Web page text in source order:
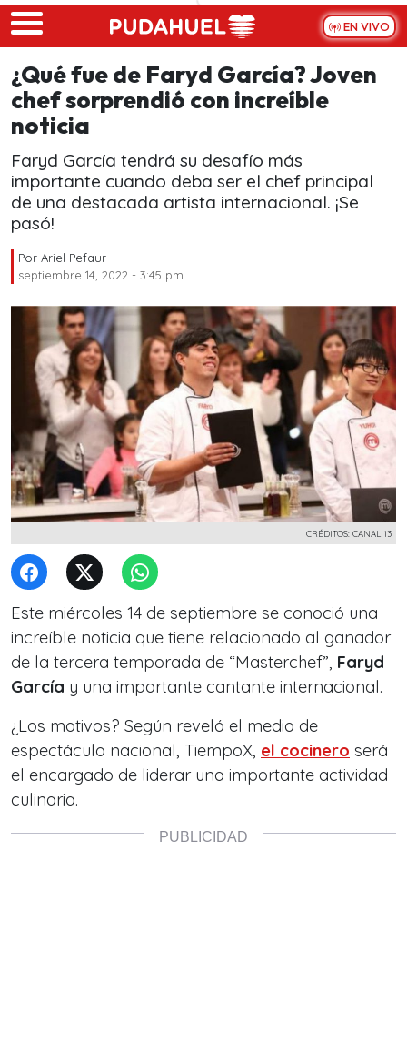
Skip to main content
EN VIVO
¿Qué fue de Faryd García? Joven
chef sorprendió con increíble
noticia
Faryd García tendrá su desafío más
importante cuando deba ser el chef principal
de una destacada artista internacional. ¡Se
pasó!
Por Ariel Pefaur
septiembre 14, 2022 - 3:45 pm
CRÉDITOS: CANAL 13
Este miércoles 14 de septiembre se conoció una
increíble noticia que tiene relacionado al ganador
de la tercera temporada de “Masterchef”, Faryd
García y una importante cantante internacional.
¿Los motivos? Según reveló el medio de
espectáculo nacional, TiempoX, el cocinero será
el encargado de liderar una importante actividad
culinaria.